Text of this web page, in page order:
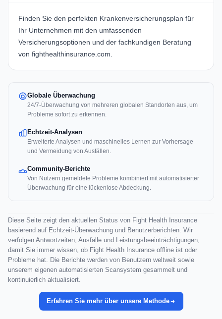
Finden Sie den perfekten Krankenversicherungsplan für
Ihr Unternehmen mit den umfassenden
Versicherungsoptionen und der fachkundigen Beratung
von fighthealthinsurance.com.
Globale Überwachung
24/7-Überwachung von mehreren globalen Standorten aus, um
Probleme sofort zu erkennen.
Echtzeit-Analysen
Erweiterte Analysen und maschinelles Lernen zur Vorhersage
und Vermeidung von Ausfällen.
Community-Berichte
Von Nutzern gemeldete Probleme kombiniert mit automatisierter
Überwachung für eine lückenlose Abdeckung.
Diese Seite zeigt den aktuellen Status von Fight Health Insurance
basierend auf Echtzeit-Überwachung und Benutzerberichten. Wir
verfolgen Antwortzeiten, Ausfälle und Leistungsbeeinträchtigungen,
damit Sie immer wissen, ob Fight Health Insurance offline ist oder
Probleme hat. Die Berichte werden von Benutzern weltweit sowie
unserem eigenen automatisierten Scansystem gesammelt und
kontinuierlich aktualisiert.
Erfahren Sie mehr über unsere Methode